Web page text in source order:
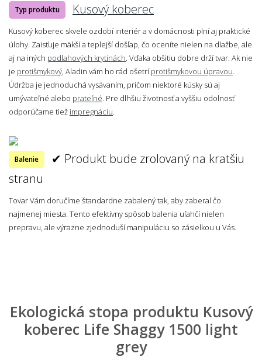
Typ produktu Kusový koberec
Kusový koberec skvele ozdobí interiér a v domácnosti plní aj praktické
úlohy. Zaisťuje mäkší a teplejší došľap, čo oceníte nielen na dlažbe, ale
aj na iných podlahových krytinách . Vďaka obšitiu dobre drží tvar. Ak nie
je protišmykový , Aladin vám ho rád ošetríprotišmykovou úpravou
Údržba je jednoduchá vysávaním, pričom niektoré kúsky sú aj
umývateľné alebo prateľné . Pre dlhšiu životnosť a vyššiu odolnosť
odporúčame tiež impregnáciu
Balenie
✔ Produkt bude zrolovaný na kratšiu
stranu
Tovar Vám doručíme štandardne zabalený tak, aby zaberal čo
najmenej miesta. Tento efektívny spôsob balenia uľahčí nielen
prepravu, ale výrazne zjednoduší manipuláciu so zásielkou u Vás.
Ekologická stopa produktu Kusový
koberec Life Shaggy 1500 light
grey